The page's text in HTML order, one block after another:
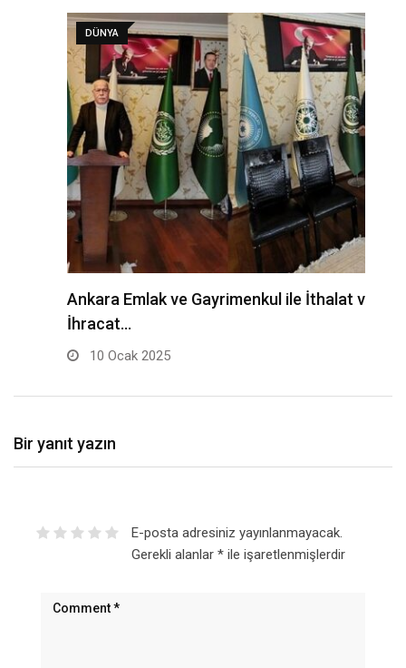
DÜNYA
Ankara Emlak ve Gayrimenkul ile İthalat ve
İhracat…
10 Ocak 2025
Bir yanıt yazın
E-posta adresiniz yayınlanmayacak.
Gerekli alanlar *ile işaretlenmişlerdir